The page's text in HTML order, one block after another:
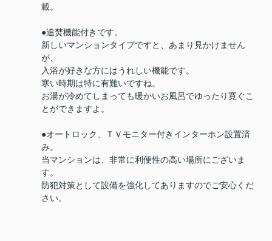
載。
●追焚機能付きです。
新しいマンションタイプですと、あまり見かけません
が、
入浴が好きな方にはうれしい機能です。
寒い時期は特に有難いですね。
お湯が冷めてしまっても暖かいお風呂でゆったり寛ぐこ
とができますよ。
●オートロック、ＴＶモニター付きインターホン設置済
み。
当マンションは、非常に利便性の高い場所にございま
す。
防犯対策として設備を強化してありますのでご安心くだ
さい。